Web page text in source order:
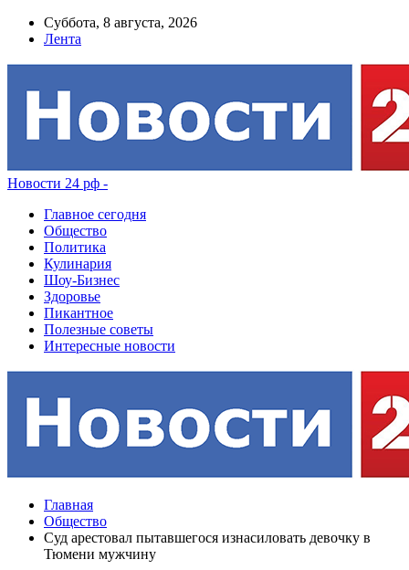
Суббота, 8 августа, 2026
Лента
Новости 24 рф -
Главное сегодня
Общество
Политика
Кулинария
Шоу-Бизнес
Здоровье
Пикантное
Полезные советы
Интересные новости
Главная
Общество
Суд арестовал пытавшегося изнасиловать девочку в
Тюмени мужчину